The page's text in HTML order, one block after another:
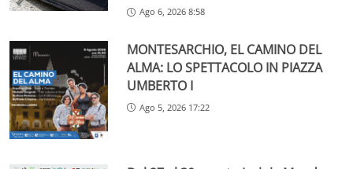
Ago 6, 2026 8:58
MONTESARCHIO, EL CAMINO DEL
ALMA: LO SPETTACOLO IN PIAZZA
UMBERTO I
Ago 5, 2026 17:22